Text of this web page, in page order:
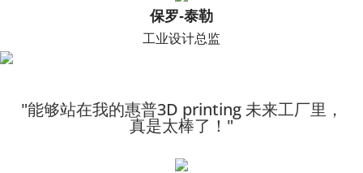
保罗-泰勒
工业设计总监
"能够站在我的惠普3D printing 未来工厂里，
真是太棒了！"